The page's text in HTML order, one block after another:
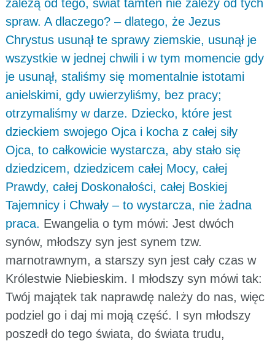
zależą od tego, świat tamten nie zależy od tych
spraw. A dlaczego? – dlatego, że Jezus
Chrystus usunął te sprawy ziemskie, usunął je
wszystkie w jednej chwili i w tym momencie gdy
je usunął, staliśmy się momentalnie istotami
anielskimi, gdy uwierzyliśmy, bez pracy;
otrzymaliśmy w darze. Dziecko, które jest
dzieckiem swojego Ojca i kocha z całej siły
Ojca, to całkowicie wystarcza, aby stało się
dziedzicem, dziedzicem całej Mocy, całej
Prawdy, całej Doskonałości, całej Boskiej
Tajemnicy i Chwały – to wystarcza, nie żadna
praca. Ewangelia o tym mówi: Jest dwóch
synów, młodszy syn jest synem tzw.
marnotrawnym, a starszy syn jest cały czas w
Królestwie Niebieskim. I młodszy syn mówi tak:
Twój majątek tak naprawdę należy do nas, więc
podziel go i daj mi moją część. I syn młodszy
poszedł do tego świata, do świata trudu,